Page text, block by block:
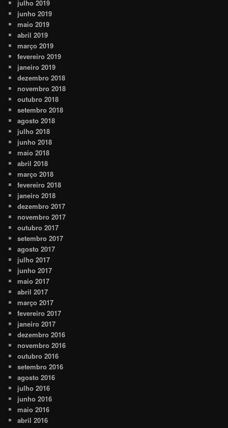
julho 2019
junho 2019
maio 2019
abril 2019
março 2019
fevereiro 2019
janeiro 2019
dezembro 2018
novembro 2018
outubro 2018
setembro 2018
agosto 2018
julho 2018
junho 2018
maio 2018
abril 2018
março 2018
fevereiro 2018
janeiro 2018
dezembro 2017
novembro 2017
outubro 2017
setembro 2017
agosto 2017
julho 2017
junho 2017
maio 2017
abril 2017
março 2017
fevereiro 2017
janeiro 2017
dezembro 2016
novembro 2016
outubro 2016
setembro 2016
agosto 2016
julho 2016
junho 2016
maio 2016
abril 2016